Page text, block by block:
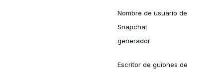
Nombre de usuario de
Snapchat
generador
Escritor de guiones de